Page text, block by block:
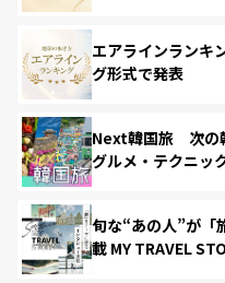
エアラインランキ
グ形式で発表
Next韓国旅 次の
グルメ・テクニッ
旬な“あの人”が「
載 MY TRAVEL